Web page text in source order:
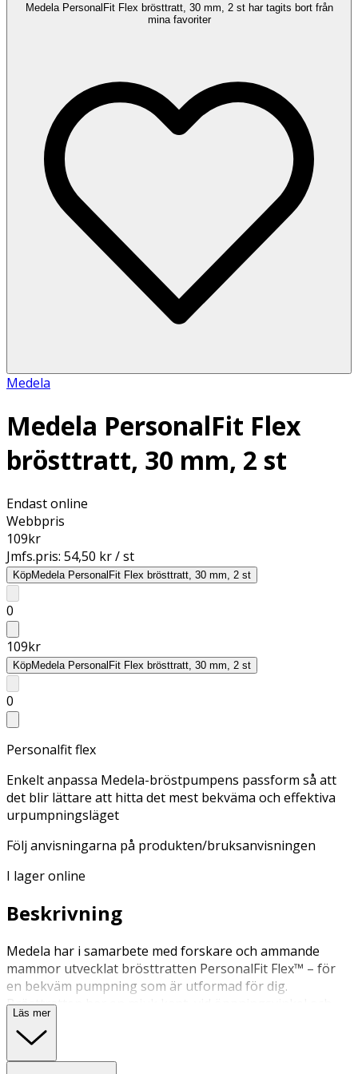
Medela PersonalFit Flex brösttratt, 30 mm, 2 st har tagits bort från
mina favoriter
Medela
Medela PersonalFit Flex
brösttratt, 30 mm, 2 st
Endast online
Webbpris
109kr
Jmfs.pris: 54,50 kr / st
KöpMedela PersonalFit Flex brösttratt, 30 mm, 2 st
0
109kr
KöpMedela PersonalFit Flex brösttratt, 30 mm, 2 st
0
Personalfit flex
Enkelt anpassa Medela-bröstpumpens passform så att
det blir lättare att hitta det mest bekväma och effektiva
urpumpningsläget
Följ anvisningarna på produkten/bruksanvisningen
I lager online
Beskrivning
Medela har i samarbete med forskare och ammande
mammor utvecklat brösttratten PersonalFit Flex™ – för
en bekväm pumpning som är utformad för dig.
Brösttratten har en mjuk kant, vid öppningsvinkel och
oval form (som kan roteras 360°), för en bekvämare
pumpning och optimerad mjölkproduktion. Formen på
dina bröst är unik och kan ändras under
Läs mer